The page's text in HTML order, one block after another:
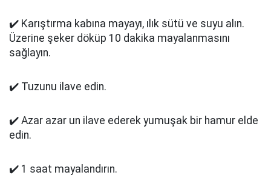
✔️ Karıştırma kabına mayayı, ılık sütü ve suyu alın.
Üzerine şeker döküp 10 dakika mayalanmasını
sağlayın.
✔️ Tuzunu ilave edin.
✔️ Azar azar un ilave ederek yumuşak bir hamur elde
edin.
✔️ 1 saat mayalandırın.